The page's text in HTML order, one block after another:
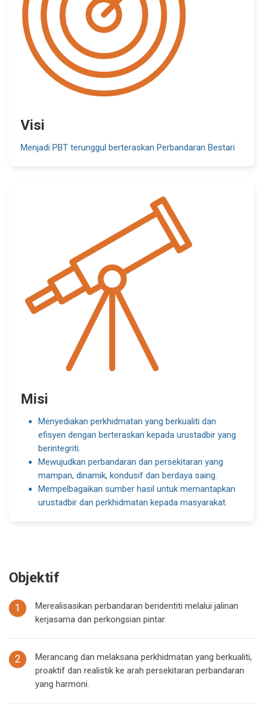
Visi
Menjadi PBT terunggul berteraskan Perbandaran Bestari
Misi
Menyediakan perkhidmatan yang berkualiti dan
efisyen dengan berteraskan kepada urustadbir yang
berintegriti.
Mewujudkan perbandaran dan persekitaran yang
mampan, dinamik, kondusif dan berdaya saing.
Mempelbagaikan sumber hasil untuk memantapkan
urustadbir dan perkhidmatan kepada masyarakat.
Objektif
Merealisasikan perbandaran beridentiti melalui jalinan
kerjasama dan perkongsian pintar.
Merancang dan melaksana perkhidmatan yang berkualiti,
proaktif dan realistik ke arah persekitaran perbandaran
yang harmoni.